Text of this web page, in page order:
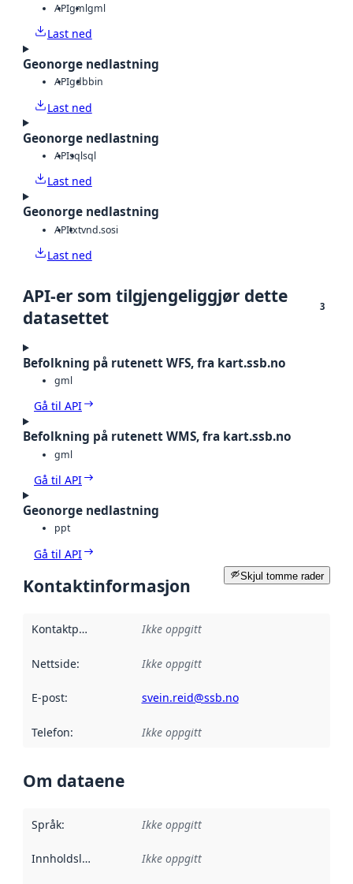
APIgmlgml
Last ned
Geonorge nedlastning
APIgdbbin
Last ned
Geonorge nedlastning
APIsqlsql
Last ned
Geonorge nedlastning
APItxtvnd.sosi
Last ned
API-er som tilgjengeliggjør dette
datasettet
3
Befolkning på rutenett WFS, fra kart.ssb.no
gml
Gå til API
Befolkning på rutenett WMS, fra kart.ssb.no
gml
Gå til API
Geonorge nedlastning
ppt
Gå til API
Skjul tomme rader
Kontaktinformasjon
Kontaktpunkt Ikke oppgitt
Nettside: Ikke oppgitt
E-post: svein.reid@ssb.no
Telefon: Ikke oppgitt
Om dataene
Språk: Ikke oppgitt
Innholdsleverandører :
Ikke oppgitt